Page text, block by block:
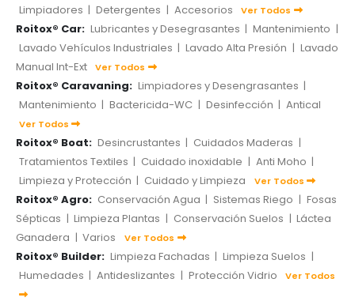
Limpiadores | Detergentes | Accesorios Ver Todos
Roitox® Car: Lubricantes y Desegrasantes | Mantenimiento |
Lavado Vehículos Industriales | Lavado Alta Presión | Lavado
Manual Int-Ext
Ver Todos
Roitox® Caravaning: Limpiadores y Desengrasantes |
Mantenimiento | Bactericida-WC | Desinfección | Antical
Ver Todos
Roitox® Boat: Desincrustantes | Cuidados Maderas |
Tratamientos Textiles | Cuidado inoxidable | Anti Moho |
Limpieza y Protección | Cuidado y Limpieza Ver Todos
Roitox® Agro: Conservación Agua | Sistemas Riego | Fosas
Sépticas | Limpieza Plantas | Conservación Suelos | Láctea
Ganadera | Varios Ver Todos
Roitox® Builder: Limpieza Fachadas | Limpieza Suelos |
Humedades | Antideslizantes | Protección Vidrio Ver Todos